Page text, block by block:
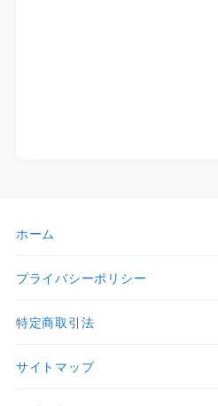
ホーム
プライバシーポリシー
特定商取引法
サイトマップ